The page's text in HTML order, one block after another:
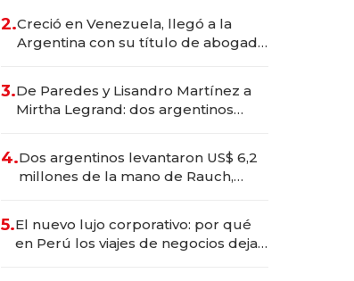
2.Creció en Venezuela, llegó a la
Argentina con su título de abogado
marcas "fast premium"
3.De Paredes y Lisandro Martínez a
Mirtha Legrand: dos argentinos
deportivo y el cuidado corporal
4.Dos argentinos levantaron US$ 6,2
millones de la mano de Rauch,
5.El nuevo lujo corporativo: por qué
en Perú los viajes de negocios dejan